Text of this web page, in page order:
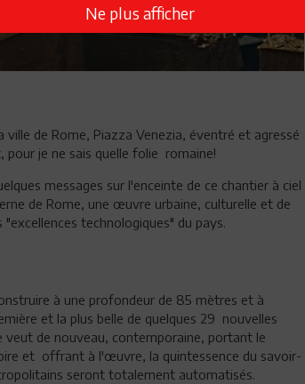
de Rome, Piazza Venezia, éventré et agressé
je ne sais quelle folie romaine!
messages sur l'enceinte de ce chantier à ciel
de Rome, une œuvre urbaine, culturelle et de
technologiques" du pays.
à une profondeur de 85 mètres et à
et la plus belle de quelques 29 nouvelles
veut de nouveau, contemporaine, portant le
et offrant à l'œuvre, la quintessence du savoir-
seront totalement automatisés.
Ne plus afficher